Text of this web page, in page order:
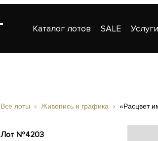
Каталог лотов SALE Услуги
Все лоты Живопись и графика «Расцвет
Лот №4203